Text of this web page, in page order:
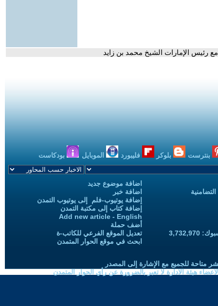
رئيس الإمارات الشيخ محمد بن زايد
بنترست بلوكر فليبورد الموبايل بودكاست
اضافة موضوع جديد
اضافة خبر
إضافة يوتيوب-فلم إلى يوتيوب التمدن
إضافة كتاب إلى مكتبة التمدن
Add new article - English
أضف حملة
تعديل الموقع الفرعي للكاتب-ة
ابحث في موقع الحوار المتمدن
متاحة للجميع مع الإشارة إلى المصدر
هيئة الادارة لا تعبر بالضرورة عن رأي الحوار المتمدن